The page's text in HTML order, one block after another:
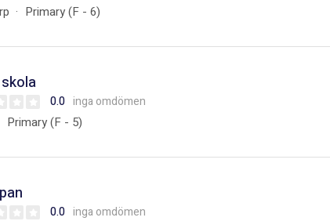
Primary (F - 6)
0.0 inga omdömen
Primary (F - 5)
0.0 inga omdömen